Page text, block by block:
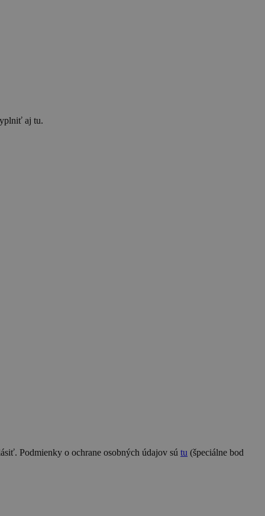
aj tu.
Podmienky o ochrane osobných údajov sú tu (špeciálne bod